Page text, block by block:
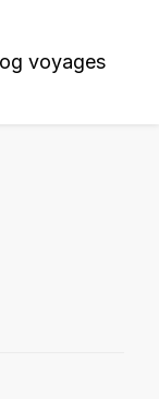
voyages